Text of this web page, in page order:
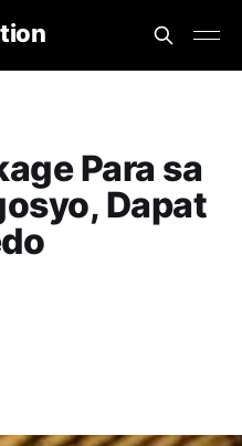
Para sa
Dapat